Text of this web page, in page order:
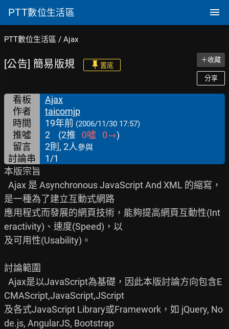
PTT數位生活區
PTT數位生活區 / Ajax
[公告] 簡易版規 置底
＋收藏
分享
看板
Ajax
作者
taicomjp
時間
19年前 (2006/11/30 17:57)
推噓 2 (2推 0噓 0→)
留言
2則, 2人參與
討論串
1/1
本版宗旨
是一種為了建立互動式網路
應用程式而發展的網頁技術，能夠提高網頁互動性(Int
eractivity)、速度(Speed)，以
及可用性(Usability)。
討論範圍
CMAScript,JavaScript,JScript
及各式JavaScript Library或Framework，如 jQuery, No
de.js, AngularJS, Bootstrap